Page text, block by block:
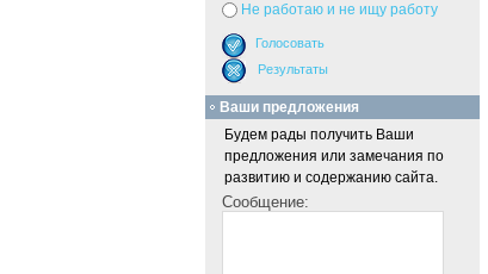
Не работаю и не ищу работу
Ваши предложения
Будем рады получить Ваши
предложения или замечания по
развитию и содержанию сайта.
Сообщение: